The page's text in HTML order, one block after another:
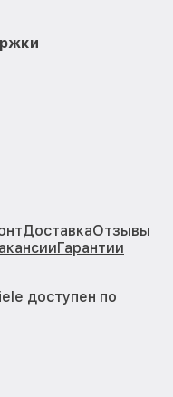
ДоставкаОтзывы
Гарантии
доступен по